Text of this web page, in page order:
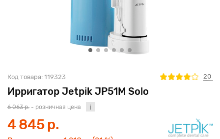
Ирригатор Jetpik JP51M Solo
Код товара: 119323 20
6 063 р. - розничная цена
4 845 р.